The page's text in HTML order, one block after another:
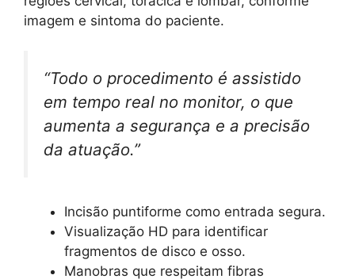
imagem e sintoma do paciente.
“Todo o procedimento é assistido
em tempo real no monitor, o que
aumenta a segurança e a precisão
da atuação.”
Incisão puntiforme como entrada segura.
Visualização HD para identificar
fragmentos de disco e osso.
Manobras que respeitam fibras